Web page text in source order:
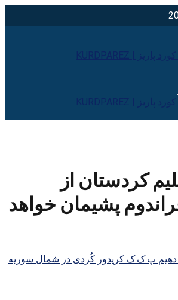
کردستان از
پشیمان خواهد